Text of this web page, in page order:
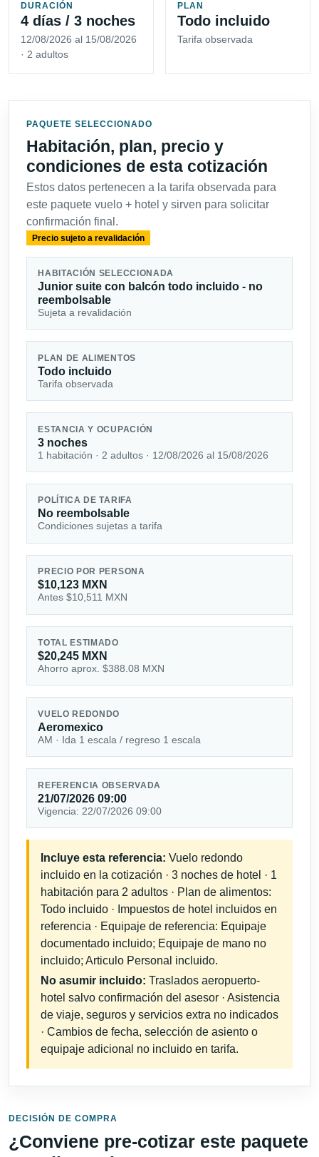
DURACIÓN
4 días / 3 noches
12/08/2026 al 15/08/2026
· 2 adultos
PLAN
Todo incluido
Tarifa observada
PAQUETE SELECCIONADO
Habitación, plan, precio y
condiciones de esta cotización
Estos datos pertenecen a la tarifa observada para
este paquete vuelo + hotel y sirven para solicitar
confirmación final.
Precio sujeto a revalidación
HABITACIÓN SELECCIONADA
Junior suite con balcón todo incluido - no
reembolsable
Sujeta a revalidación
PLAN DE ALIMENTOS
Todo incluido
Tarifa observada
ESTANCIA Y OCUPACIÓN
3 noches
1 habitación · 2 adultos · 12/08/2026 al 15/08/2026
POLÍTICA DE TARIFA
No reembolsable
Condiciones sujetas a tarifa
PRECIO POR PERSONA
$10,123 MXN
Antes $10,511 MXN
TOTAL ESTIMADO
$20,245 MXN
Ahorro aprox. $388.08 MXN
VUELO REDONDO
Aeromexico
AM · Ida 1 escala / regreso 1 escala
REFERENCIA OBSERVADA
21/07/2026 09:00
Vigencia: 22/07/2026 09:00
Incluye esta referencia: Vuelo redondo
incluido en la cotización · 3 noches de hotel · 1
habitación para 2 adultos · Plan de alimentos:
Todo incluido · Impuestos de hotel incluidos en
referencia · Equipaje de referencia: Equipaje
documentado incluido; Equipaje de mano no
incluido; Articulo Personal incluido.
No asumir incluido: Traslados aeropuerto-
hotel salvo confirmación del asesor · Asistencia
de viaje, seguros y servicios extra no indicados
· Cambios de fecha, selección de asiento o
equipaje adicional no incluido en tarifa.
DECISIÓN DE COMPRA
¿Conviene pre-cotizar este paquete